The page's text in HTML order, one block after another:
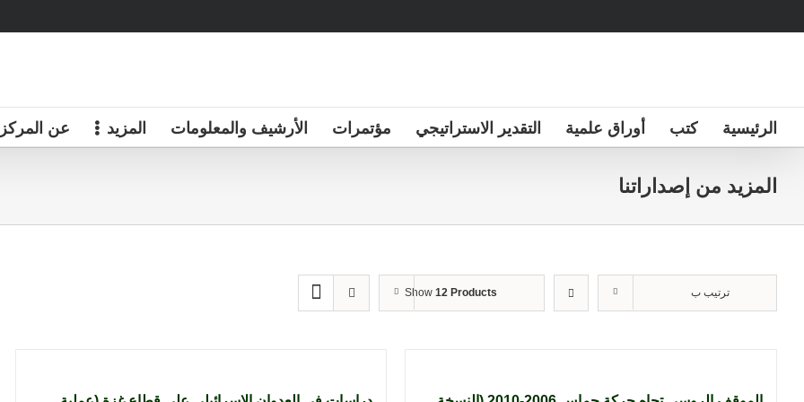
to
الرئيسية كتب أوراق علمية التقدير الاستراتيجي مؤتمرات الأرشيف والمعلومات المزيد عن المركز
المزيد من إصداراتنا
ترتيب ب Show 12 Products